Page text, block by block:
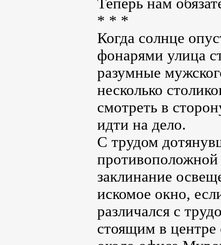
Теперь нам
* * *
Когда солнце
фонарями улица
разумные
несколько
смотреть в
идти на дело.
С трудом
противоположной
заклинание
искомое окно,
различался с
стоящим в центре